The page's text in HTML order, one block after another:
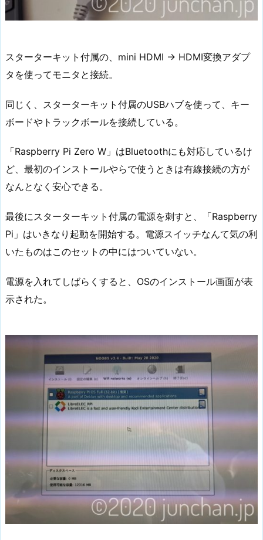
スターターキット付属の、mini HDMI → HDMI変換アダプ
タを使ってモニタと接続。
同じく、スターターキット付属のUSBハブを使って、キー
ボードやトラックボールを接続している。
「Raspberry Pi Zero W」はBluetoothにも対応しているけ
ど、最初のインストールやらで使うときは有線接続の方が
なんとなく安心できる。
最後にスターターキット付属の電源を刺すと、「Raspberry
Pi」はいきなり起動を開始する。電源スイッチなんて気の利
いたものはこのセットの中にはついていない。
電源を入れてしばらくすると、OSのインストール画面が表
示された。